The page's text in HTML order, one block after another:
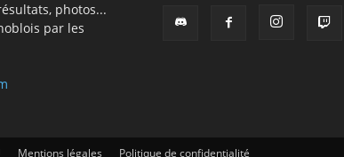
photos...
par les
Mentions légales Politique de confidentialité